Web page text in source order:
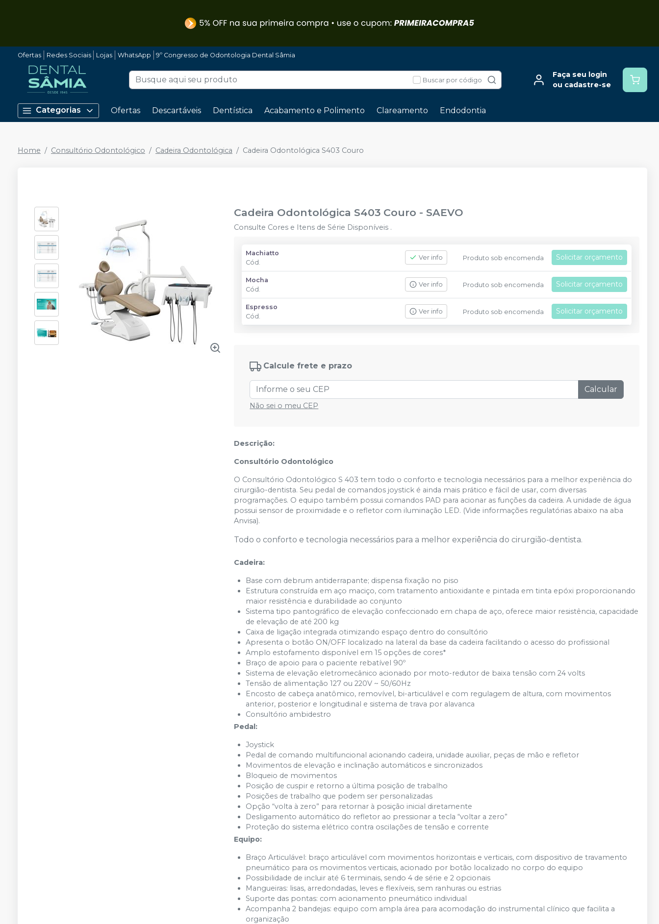
Ofertas Redes Sociais Lojas WhatsApp 9º Congresso de Odontologia Dental Sâmia
Buscar por código
Faça seu login
ou cadastre-se
Categorias Ofertas Descartáveis Dentística Acabamento e Polimento Clareamento Endodontia
Home Consultório Odontológico Cadeira Odontológica Cadeira Odontológica S403 Couro
Cadeira Odontológica S403 Couro - SAEVO
Consulte Cores e Itens de Série Disponíveis .
Machiatto
Cód.
Ver info Produto sob encomenda Solicitar orçamento
Mocha
Cód.
Ver info Produto sob encomenda Solicitar orçamento
Espresso
Cód.
Ver info Produto sob encomenda Solicitar orçamento
Calcule frete e prazo
Calcular
Não sei o meu CEP
Descrição:
Consultório Odontológico
O Consultório Odontológico S 403 tem todo o conforto e tecnologia necessários para a melhor experiência do
cirurgião-dentista. Seu pedal de comandos joystick é ainda mais prático e fácil de usar, com diversas
programações. O equipo também possui comandos PAD para acionar as funções da cadeira. A unidade de água
possui sensor de proximidade e o refletor com iluminação LED. (Vide informações regulatórias abaixo na aba
Anvisa).
Todo o conforto e tecnologia necessários para a melhor experiência do cirurgião-dentista.
Cadeira:
Base com debrum antiderrapante; dispensa fixação no piso
Estrutura construída em aço maciço, com tratamento antioxidante e pintada em tinta epóxi proporcionando
maior resistência e durabilidade ao conjunto
Sistema tipo pantográfico de elevação confeccionado em chapa de aço, oferece maior resistência, capacidade
de elevação de até 200 kg
Caixa de ligação integrada otimizando espaço dentro do consultório
Apresenta o botão ON/OFF localizado na lateral da base da cadeira facilitando o acesso do profissional
Amplo estofamento disponível em 15 opções de cores*
Braço de apoio para o paciente rebatível 90º
Sistema de elevação eletromecânico acionado por moto-redutor de baixa tensão com 24 volts
Tensão de alimentação 127 ou 220V ~ 50/60Hz
Encosto de cabeça anatômico, removível, bi-articulável e com regulagem de altura, com movimentos
anterior, posterior e longitudinal e sistema de trava por alavanca
Consultório ambidestro
Pedal:
Joystick
Pedal de comando multifuncional acionando cadeira, unidade auxiliar, peças de mão e refletor
Movimentos de elevação e inclinação automáticos e sincronizados
Bloqueio de movimentos
Posição de cuspir e retorno a última posição de trabalho
Posições de trabalho que podem ser personalizadas
Opção “volta à zero” para retornar à posição inicial diretamente
Desligamento automático do refletor ao pressionar a tecla “voltar a zero”
Proteção do sistema elétrico contra oscilações de tensão e corrente
Equipo:
Braço Articulável: braço articulável com movimentos horizontais e verticais, com dispositivo de travamento
pneumático para os movimentos verticais, acionado por botão localizado no corpo do equipo
Possibilidade de incluir até 6 terminais, sendo 4 de série e 2 opcionais
Mangueiras: lisas, arredondadas, leves e flexíveis, sem ranhuras ou estrias
Suporte das pontas: com acionamento pneumático individual
Acompanha 2 bandejas: equipo com ampla área para acomodação do instrumental clínico que facilita a
organização